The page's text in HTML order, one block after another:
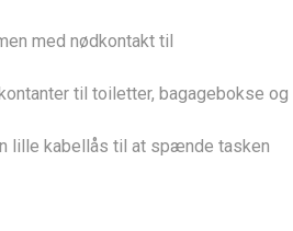
med nødkontakt til
til toiletter, bagagebokse og
lille kabellås til at spænde tasken